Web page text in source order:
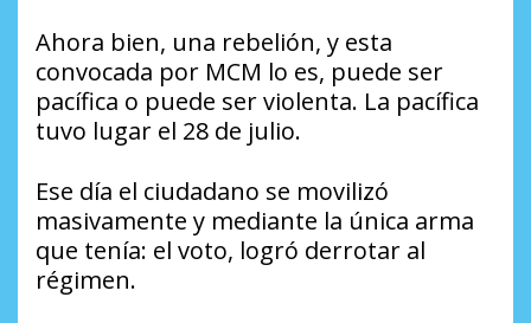
Ahora bien, una rebelión, y esta
convocada por MCM lo es, puede ser
pacífica o puede ser violenta. La pacífica
tuvo lugar el 28 de julio.
Ese día el ciudadano se movilizó
masivamente y mediante la única arma
que tenía: el voto, logró derrotar al
régimen.